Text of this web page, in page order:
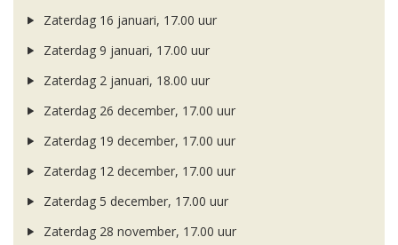
Zaterdag 16 januari, 17.00 uur
Zaterdag 9 januari, 17.00 uur
Zaterdag 2 januari, 18.00 uur
Zaterdag 26 december, 17.00 uur
Zaterdag 19 december, 17.00 uur
Zaterdag 12 december, 17.00 uur
Zaterdag 5 december, 17.00 uur
Zaterdag 28 november, 17.00 uur